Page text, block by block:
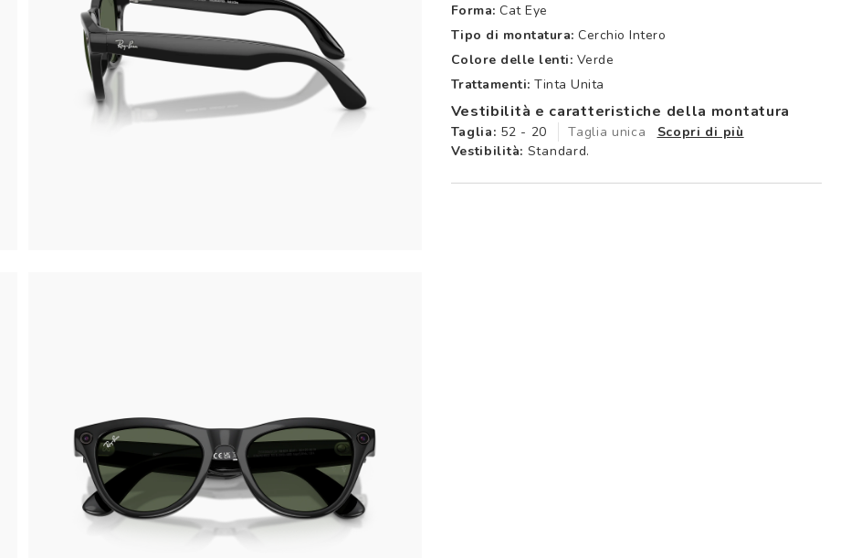
Forma: Cat Eye
Tipo di montatura: Cerchio Intero
Colore delle lenti: Verde
Trattamenti: Tinta Unita
Vestibilità e caratteristiche della montatura
Taglia: 52 - 20 Taglia unica
Scopri di più
Vestibilità: Standard.